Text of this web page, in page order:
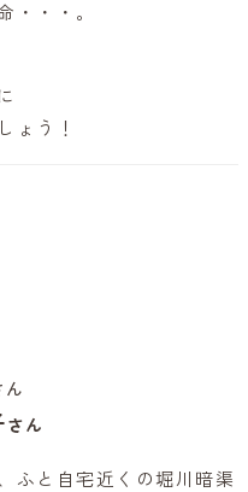
・・・。
ょう！
ん
さん
ふと自宅近くの堀川暗渠